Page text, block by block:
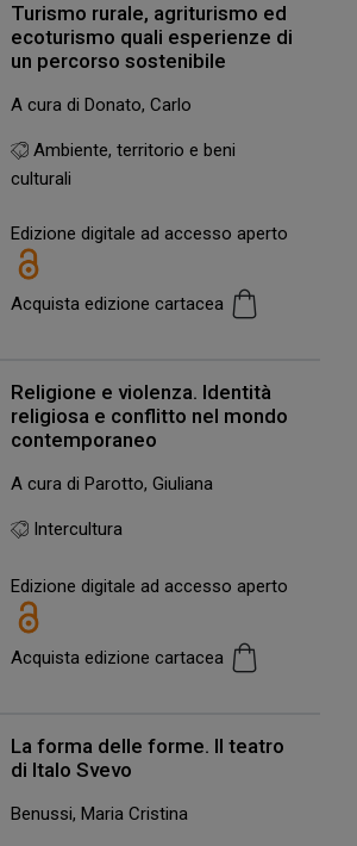
Turismo rurale, agriturismo ed
ecoturismo quali esperienze di
un percorso sostenibile
A cura di Donato, Carlo
Ambiente, territorio e beni
culturali
Edizione digitale ad accesso aperto
Acquista edizione cartacea
Religione e violenza. Identità
religiosa e conflitto nel mondo
contemporaneo
A cura di Parotto, Giuliana
Intercultura
Edizione digitale ad accesso aperto
Acquista edizione cartacea
La forma delle forme. Il teatro
di Italo Svevo
Benussi, Maria Cristina